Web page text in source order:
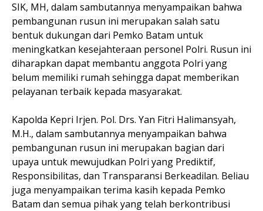
SIK, MH, dalam sambutannya menyampaikan bahwa
pembangunan rusun ini merupakan salah satu
bentuk dukungan dari Pemko Batam untuk
meningkatkan kesejahteraan personel Polri. Rusun ini
diharapkan dapat membantu anggota Polri yang
belum memiliki rumah sehingga dapat memberikan
pelayanan terbaik kepada masyarakat.
Kapolda Kepri Irjen. Pol. Drs. Yan Fitri Halimansyah,
M.H., dalam sambutannya menyampaikan bahwa
pembangunan rusun ini merupakan bagian dari
upaya untuk mewujudkan Polri yang Prediktif,
Responsibilitas, dan Transparansi Berkeadilan. Beliau
juga menyampaikan terima kasih kepada Pemko
Batam dan semua pihak yang telah berkontribusi